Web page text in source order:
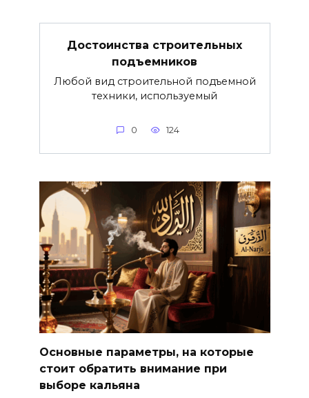
Достоинства строительных
подъемников
Любой вид строительной подъемной
техники, используемый
0 124
Основные параметры, на которые
стоит обратить внимание при
выборе кальяна